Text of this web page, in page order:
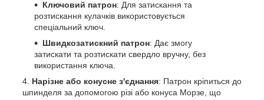
Ключовий патрон: Для затискання та
розтискання кулачків використовується
спеціальний ключ.
Швидкозатискний патрон: Дає змогу
затискати та розтискати свердло вручну, без
використання ключа.
Нарізне або конусне з'єднання: Патрон кріпиться до
шпинделя за допомогою різі або конуса Морзе, що